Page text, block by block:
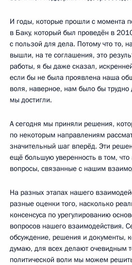
И годы, которые прошли с момента
в Баку, который был проведён в
с пользой для дела. Потому что то,
вышли, на те соглашения, это
работы, я бы даже сказал,
если бы не была проявлена наша
воля, наверное, нам было бы трудно
мы достигли.
А сегодня мы приняли решения,
по некоторым направлениям
значительный шаг вперёд. Эти
ещё большую уверенность в том,
вопросы, связанные с нашим
На разных этапах нашего
разные оценки того, насколько
консенсуса по урегулированию
вопросов нашего взаимодействия.
обсуждение, решения и документы,
думаю, для всех делают очевидным
политической воли мы можем